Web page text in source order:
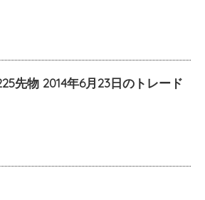
先物 2014年6月23日のトレード